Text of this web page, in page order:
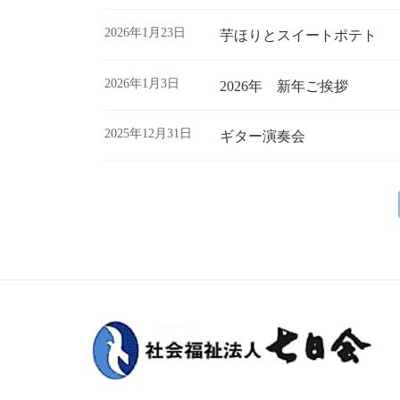
2026年1月23日 芋ほりとスイートポテト
2026年1月3日 2026年 新年ご挨拶
2025年12月31日 ギター演奏会
の
ー
ジ